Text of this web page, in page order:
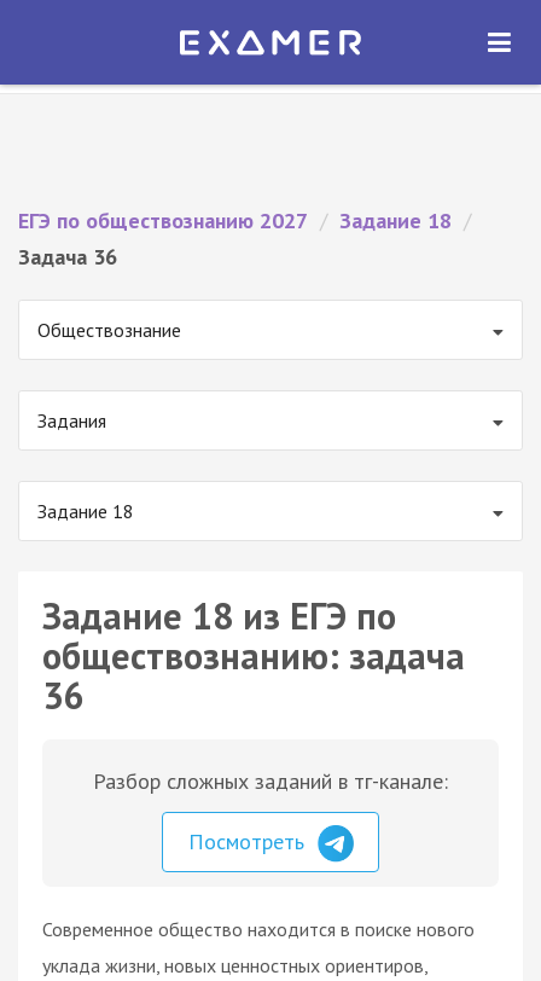
Экзамер — ЕГЭ 2027
ОТКРЫТЬ
ЕГЭ по обществознанию 2027 / Задание 18 /
Задача 36
Обществознание
Задания
Задание 18
Задание 18 из ЕГЭ по
обществознанию: задача
36
Разбор сложных заданий в тг-канале:
Посмотреть
Современное общество находится в поиске нового
уклада жизни, новых ценностных ориентиров,